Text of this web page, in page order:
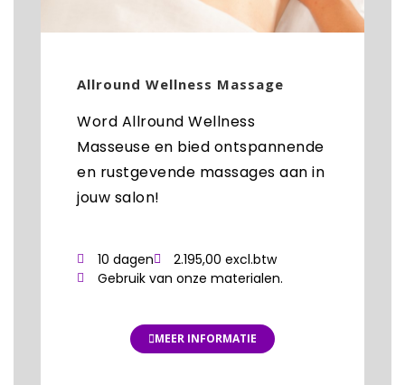
Allround Wellness Massage
Word Allround Wellness
Masseuse en bied ontspannende
en rustgevende massages aan in
jouw salon!
10 dagen
2.195,00 excl.btw
Gebruik van onze materialen.
MEER INFORMATIE